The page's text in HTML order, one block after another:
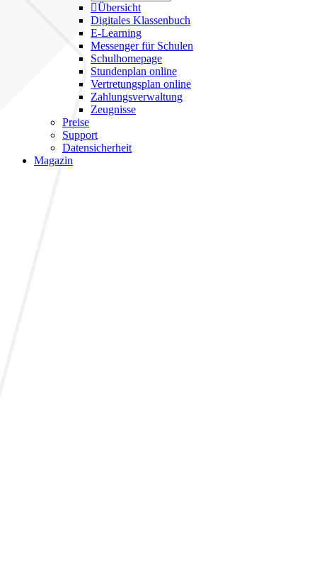
Übersicht
Digitales Klassenbuch
E-Learning
Messenger für Schulen
Schulhomepage
Stundenplan online
Vertretungsplan online
Zahlungsverwaltung
Zeugnisse
Preise
Support
Datensicherheit
Magazin